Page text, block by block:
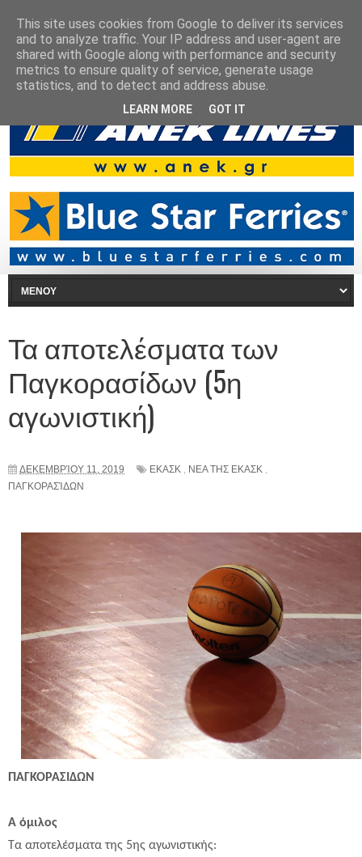
Τα αποτελέσματα των
Παγκορασίδων (5η
αγωνιστική)
ΔΕΚΕΜΒΡΊΟΥ 11, 2019 ΕΚΑΣΚ , ΝΕΑ ΤΗΣ ΕΚΑΣΚ ,
ΠΑΓΚΟΡΑΣΊΔΩΝ
ΠΑΓΚΟΡΑΣΙΔΩΝ
Α όμιλος
Τα αποτελέσματα της 5ης αγωνιστικής:
This site uses cookies from Google to deliver its services
and to analyze traffic. Your IP address and user-agent are
shared with Google along with performance and security
metrics to ensure quality of service, generate usage
statistics, and to detect and address abuse.
LEARN MORE GOT IT